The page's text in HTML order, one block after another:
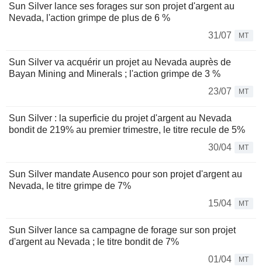
Sun Silver lance ses forages sur son projet d'argent au
Nevada, l'action grimpe de plus de 6 %
31/07
MT
Sun Silver va acquérir un projet au Nevada auprès de
Bayan Mining and Minerals ; l'action grimpe de 3 %
23/07
MT
Sun Silver : la superficie du projet d'argent au Nevada
bondit de 219% au premier trimestre, le titre recule de 5%
30/04
MT
Sun Silver mandate Ausenco pour son projet d'argent au
Nevada, le titre grimpe de 7%
15/04
MT
Sun Silver lance sa campagne de forage sur son projet
d'argent au Nevada ; le titre bondit de 7%
01/04
MT